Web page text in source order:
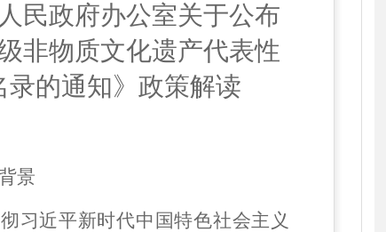
人民政府办公室关于公布
非物质文化遗产代表性
录的通知》政策解读
景
习近平新时代中国特色社会主义